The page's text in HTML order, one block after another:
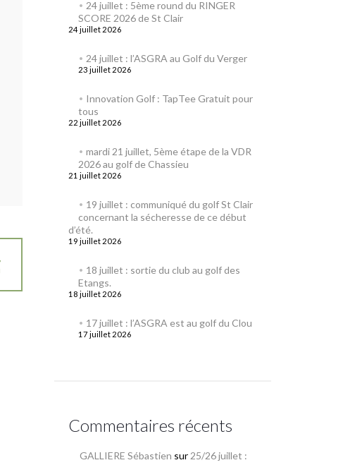
24 juillet : 5ème round du RINGER
SCORE 2026 de St Clair
24 juillet 2026
24 juillet : l’ASGRA au Golf du Verger
23 juillet 2026
Innovation Golf : TapTee Gratuit pour
tous
22 juillet 2026
mardi 21 juillet, 5ème étape de la VDR
2026 au golf de Chassieu
21 juillet 2026
19 juillet : communiqué du golf St Clair
concernant la sécheresse de ce début
d’été.
19 juillet 2026
18 juillet : sortie du club au golf des
Etangs.
18 juillet 2026
17 juillet : l’ASGRA est au golf du Clou
17 juillet 2026
Commentaires récents
GALLIERE Sébastien sur 25/26 juillet :